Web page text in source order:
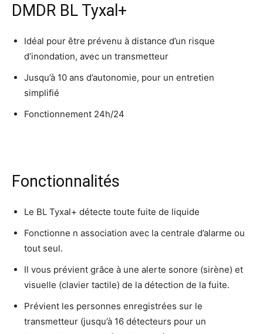
DMDR BL Tyxal+
Idéal pour être prévenu à distance d’un risque
d’inondation, avec un transmetteur
Jusqu’à 10 ans d’autonomie, pour un entretien
simplifié
Fonctionnement 24h/24
Fonctionnalités
Le BL Tyxal+ détecte toute fuite de liquide
Fonctionne n association avec la centrale d’alarme ou
tout seul.
Il vous prévient grâce à une alerte sonore (sirène) et
visuelle (clavier tactile) de la détection de la fuite.
Prévient les personnes enregistrées sur le
transmetteur (jusqu’à 16 détecteurs pour un